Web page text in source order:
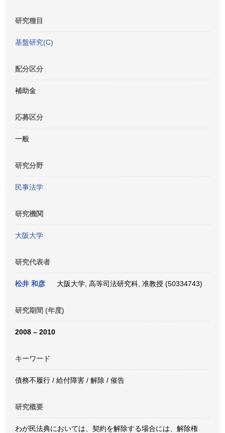
研究種目
基盤研究(C)
配分区分
補助金
応募区分
一般
研究分野
民事法学
研究機関
大阪大学
研究代表者
松井 和彦 大阪大学, 高等司法研究科, 准教授 (50334743)
研究期間 (年度)
2008 – 2010
キーワード
債務不履行 / 給付障害 / 解除 / 催告
研究概要
わが民法典においては、契約を解除する場合には、解除権